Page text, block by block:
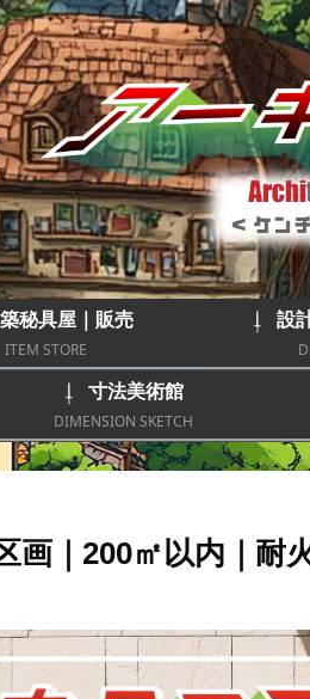
秘具屋｜販売
ITEM STORE
設
寸法美術館
DIMENSION SKETCH
画｜200㎡以内｜耐